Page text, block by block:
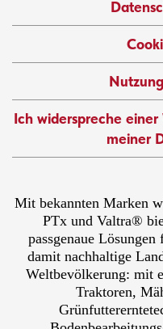
Ich widerspreche
meiner
Mit bekannten Marken
PTx und Valtra®
passgenaue
damit nachhaltige
Weltbevölkerung: mit
Traktoren,